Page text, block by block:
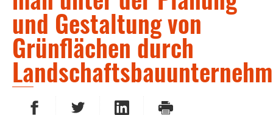
und Gestaltung von
Grünflächen durch
AUF FACEBOOK TEILENAUF TWITTER TEILENAUF LINKEDIN TEILEN
DRUCKEN